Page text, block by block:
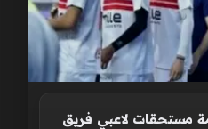
مستحقات لاعبي فريق